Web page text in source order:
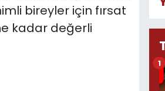
bireyler için fırsat
kadar değerli
1